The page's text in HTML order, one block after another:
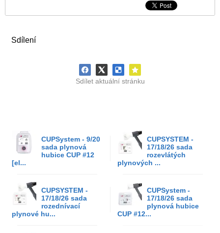
Sdílení
Sdílet aktuální stránku
CUPSystem - 9/20
sada plynová
hubice CUP #12
[el...
CUPSYSTEM -
17/18/26 sada
rozevlátých
plynových ...
CUPSYSTEM -
17/18/26 sada
rozednívací
plynové hu...
CUPSystem -
17/18/26 sada
plynová hubice
CUP #12...